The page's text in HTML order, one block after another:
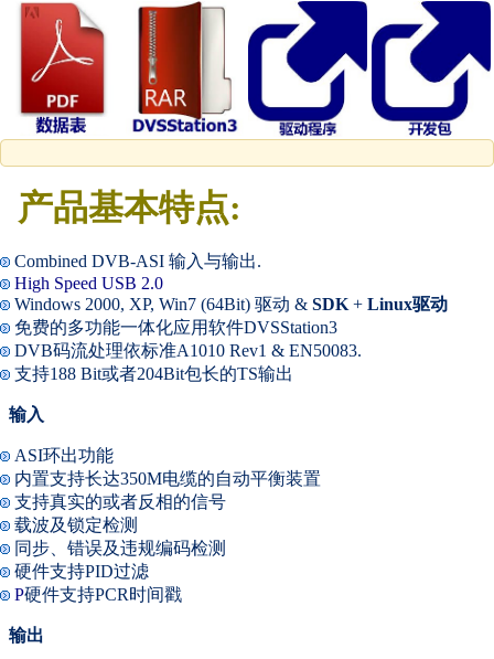
产品基本特点:
Combined DVB-ASI 输入与输出.
High Speed USB 2.0
Windows 2000, XP, Win7 (64Bit) 驱动 & SDK+ Linux驱动
免费的多功能一体化应用软件DVSStation3
DVB码流处理依标准A1010 Rev1 & EN50083.
支持188 Bit或者204Bit包长的TS输出
输入
ASI环出功能
内置支持长达350M电缆的自动平衡装置
支持真实的或者反相的信号
载波及锁定检测
同步、错误及违规编码检测
硬件支持PID过滤
P硬件支持PCR时间戳
输出